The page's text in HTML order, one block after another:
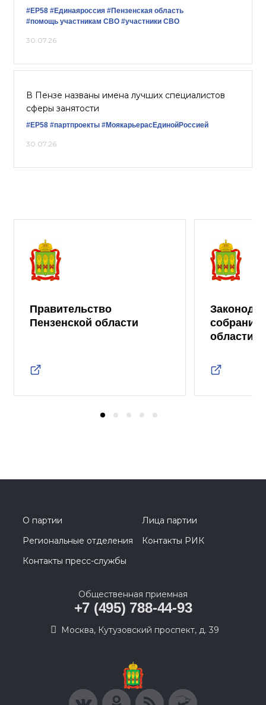
#ЕР58 #Единаяроссия #Пензенская область
#помощь участникам СВО #участники СВО
30.07.26
В Пензе названы имена лучших специалистов
сферы занятости
#ЕР58 #партпроекты #МоякарьерасЕдинойРоссией
30.07.26
Правительство
Пензенской области
собрание
области
О партии
Лица партии
Региональные отделения
Контакты РИК
Контакты пресс-службы
Общественная приемная
+7 (495) 788-44-93
Москва, Кутузовский проспект, д. 39